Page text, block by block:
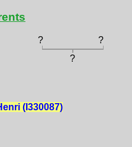
?
?
?
(I330087)